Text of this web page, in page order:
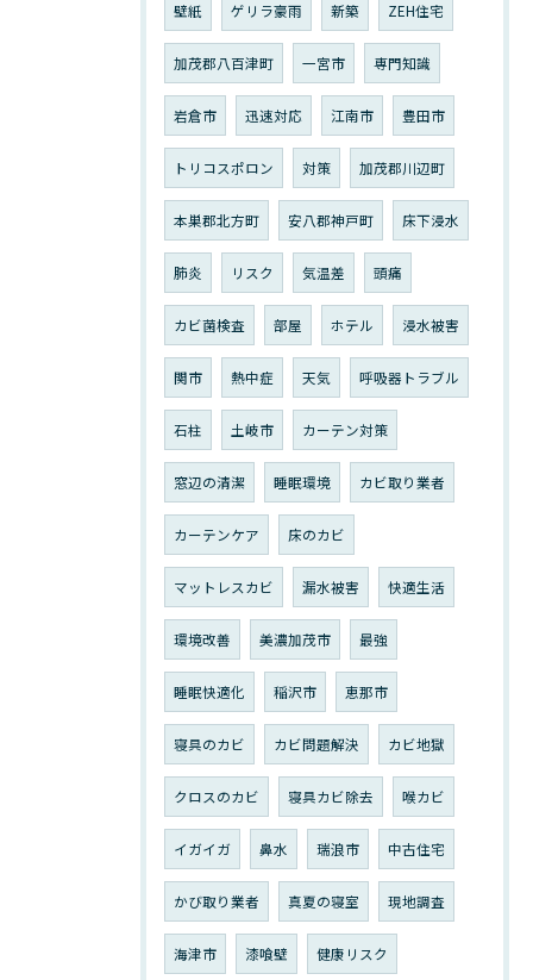
壁紙 ゲリラ豪雨 新築 ZEH住宅
加茂郡八百津町 一宮市 専門知識
岩倉市 迅速対応 江南市 豊田市
トリコスポロン 対策 加茂郡川辺町
本巣郡北方町 安八郡神戸町 床下浸水
肺炎 リスク 気温差 頭痛
カビ菌検査 部屋 ホテル 浸水被害
関市 熱中症 天気 呼吸器トラブル
石柱 土岐市 カーテン対策
窓辺の清潔 睡眠環境 カビ取り業者
カーテンケア 床のカビ
マットレスカビ 漏水被害 快適生活
環境改善 美濃加茂市 最強
睡眠快適化 稲沢市 恵那市
寝具のカビ カビ問題解決 カビ地獄
クロスのカビ 寝具カビ除去 喉カビ
イガイガ 鼻水 瑞浪市 中古住宅
かび取り業者 真夏の寝室 現地調査
海津市 漆喰壁 健康リスク